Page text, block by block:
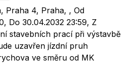
Praha 4, Praha, , Od
Do 30.04.2032 23:59, Z
stavebních prací při výstavbě
uzavřen jízdní pruh
ve směru od MK